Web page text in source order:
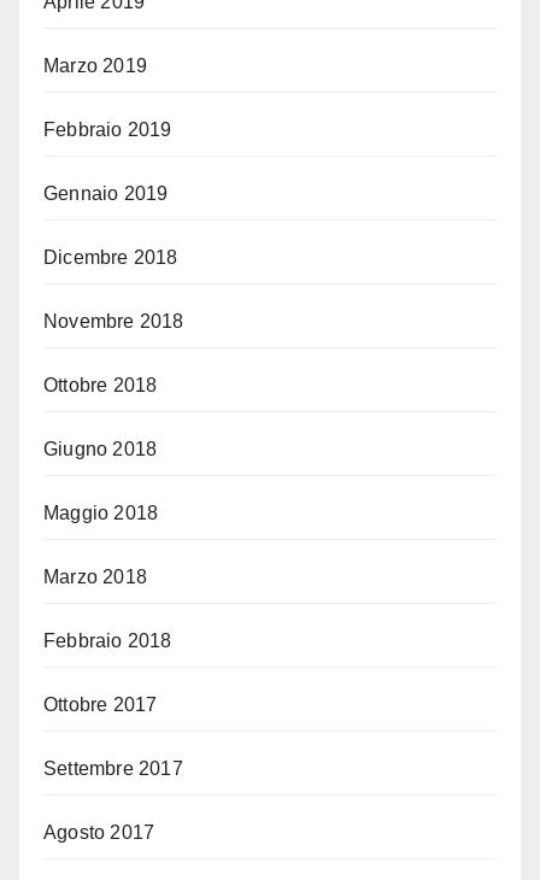
Marzo 2019
Febbraio 2019
Gennaio 2019
Dicembre 2018
Novembre 2018
Ottobre 2018
Giugno 2018
Maggio 2018
Marzo 2018
Febbraio 2018
Ottobre 2017
Settembre 2017
Agosto 2017